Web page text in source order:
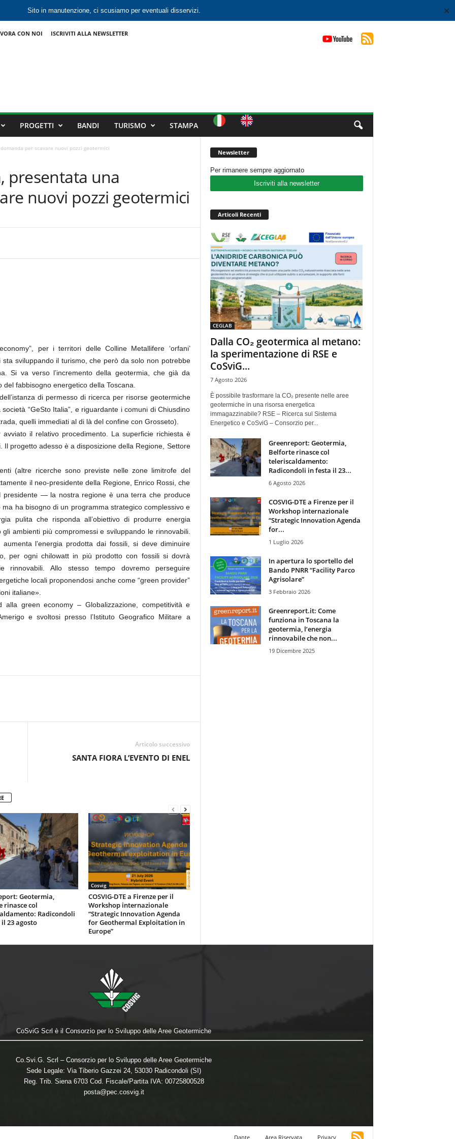
Sito in manutenzione, ci scusiamo per eventuali disservizi. ✕
CON NOI ISCRIVITI ALLA NEWSLETTER
PROGETTI BANDI TURISMO STAMPA
per scavare nuovi pozzi geotermici
presentata una
nuovi pozzi geotermici
per i territori delle Colline Metallifere ‘orfani’
sviluppando il turismo, che però da solo non potrebbe
Si va verso l’incremento della geotermia, che già da
fabbisogno energetico della Toscana.
di permesso di ricerca per risorse geotermiche
“GeSto Italia”, e riguardante i comuni di Chiusdino
quelli immediati al di là del confine con Grosseto).
il relativo procedimento. La superficie richiesta è
Il progetto adesso è a disposizione della Regione, Settore
(altre ricerche sono previste nelle zone limitrofe del
il neo-presidente della Regione, Enrico Rossi, che
— la nostra regione è una terra che produce
ha bisogno di un programma strategico complessivo e
pulita che risponda all’obiettivo di produrre energia
ambienti più compromessi e sviluppando le rinnovabili.
l’energia prodotta dai fossili, si deve diminuire
per ogni chilowatt in più prodotto con fossili si dovrà
rinnovabili. Allo stesso tempo dovremo perseguire
locali proponendosi anche come “green provider”
italiane».
green economy – Globalizzazione, competitività e
e svoltosi presso l’Istituto Geografico Militare a
Articolo successivo
SANTA FIORA L’EVENTO DI ENEL
Geotermia,
rinasce col
Radicondoli
23 agosto
Cosvig
COSVIG-DTE a Firenze per il
Workshop internazionale
“Strategic Innovation Agenda
for Geothermal Exploitation in
Europe”
Newsletter
Per rimanere sempre aggiornato
Iscriviti alla newsletter
Articoli Recenti
CEGLAB
Dalla CO₂ geotermica al metano:
la sperimentazione di RSE e
CoSviG...
7 Agosto 2026
È possibile trasformare la CO₂ presente nelle aree
geotermiche in una risorsa energetica
immagazzinabile? RSE – Ricerca sul Sistema
Energetico e CoSviG – Consorzio per...
Greenreport: Geotermia,
Belforte rinasce col
teleriscaldamento:
Radicondoli in festa il 23...
6 Agosto 2026
COSVIG-DTE a Firenze per il
Workshop internazionale
“Strategic Innovation Agenda
for...
1 Luglio 2026
In apertura lo sportello del
Bando PNRR “Facility Parco
Agrisolare”
3 Febbraio 2026
Greenreport.it: Come
funziona in Toscana la
geotermia, l’energia
rinnovabile che non...
19 Dicembre 2025
CoSviG Scrl è il Consorzio per lo Sviluppo delle Aree Geotermiche
Co.Svi.G. Scrl – Consorzio per lo Sviluppo delle Aree Geotermiche
Sede Legale: Via Tiberio Gazzei 24, 53030 Radicondoli (SI)
Reg. Trib. Siena 6703 Cod. Fiscale/Partita IVA: 00725800528
posta@pec.cosvig.it
Dante Area Riservata Privacy